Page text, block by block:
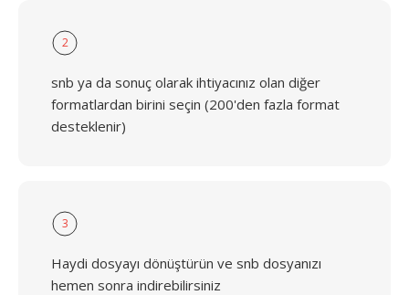
2
snb ya da sonuç olarak ihtiyacınız olan diğer
formatlardan birini seçin (200'den fazla format
desteklenir)
3
Haydi dosyayı dönüştürün ve snb dosyanızı
hemen sonra indirebilirsiniz